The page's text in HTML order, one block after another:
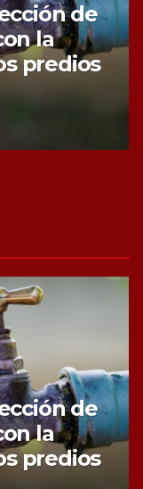
de
la
predios
de
la
predios